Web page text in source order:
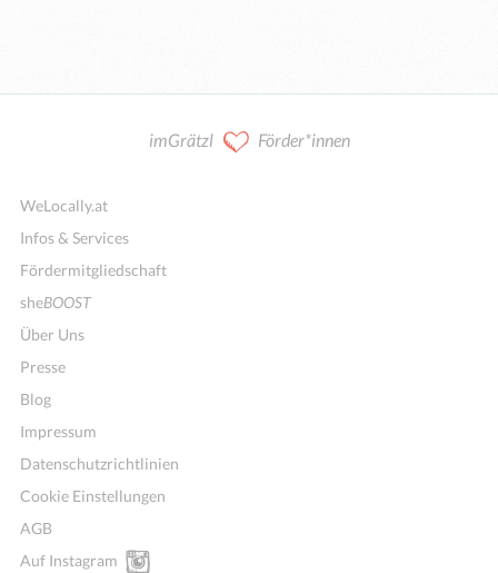
imGrätzl Förder*innen
WeLocally.at
Infos & Services
Fördermitgliedschaft
sheBOOST
Über Uns
Presse
Blog
Impressum
Datenschutzrichtlinien
Cookie Einstellungen
AGB
Auf Instagram